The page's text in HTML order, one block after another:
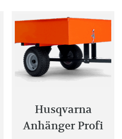
Husqvarna
Anhänger Profi